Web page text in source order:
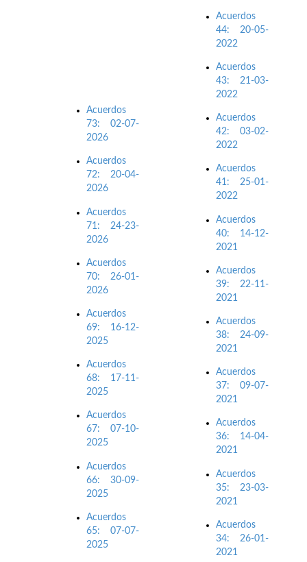
Acuerdos
73: 02-07-
2026
Acuerdos
72: 20-04-
2026
Acuerdos
71: 24-23-
2026
Acuerdos
70: 26-01-
2026
Acuerdos
69: 16-12-
2025
Acuerdos
68: 17-11-
2025
Acuerdos
67: 07-10-
2025
Acuerdos
66: 30-09-
2025
Acuerdos
65: 07-07-
2025
Acuerdos
44: 20-05-
2022
Acuerdos
43: 21-03-
2022
Acuerdos
42: 03-02-
2022
Acuerdos
41: 25-01-
2022
Acuerdos
40: 14-12-
2021
Acuerdos
39: 22-11-
2021
Acuerdos
38: 24-09-
2021
Acuerdos
37: 09-07-
2021
Acuerdos
36: 14-04-
2021
Acuerdos
35: 23-03-
2021
Acuerdos
34: 26-01-
2021